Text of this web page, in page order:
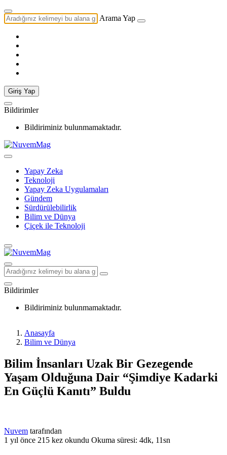
Arama Yap
Giriş Yap
Bildirimler
Bildiriminiz bulunmamaktadır.
Yapay Zeka
Teknoloji
Yapay Zeka Uygulamaları
Gündem
Sürdürülebilirlik
Bilim ve Dünya
Çiçek ile Teknoloji
Bildirimler
Bildiriminiz bulunmamaktadır.
Anasayfa
Bilim ve Dünya
Bilim İnsanları Uzak Bir Gezegende
Yaşam Olduğuna Dair “Şimdiye Kadarki
En Güçlü Kanıtı” Buldu
Nuvem tarafından
1 yıl önce 215 kez okundu Okuma süresi: 4dk, 11sn